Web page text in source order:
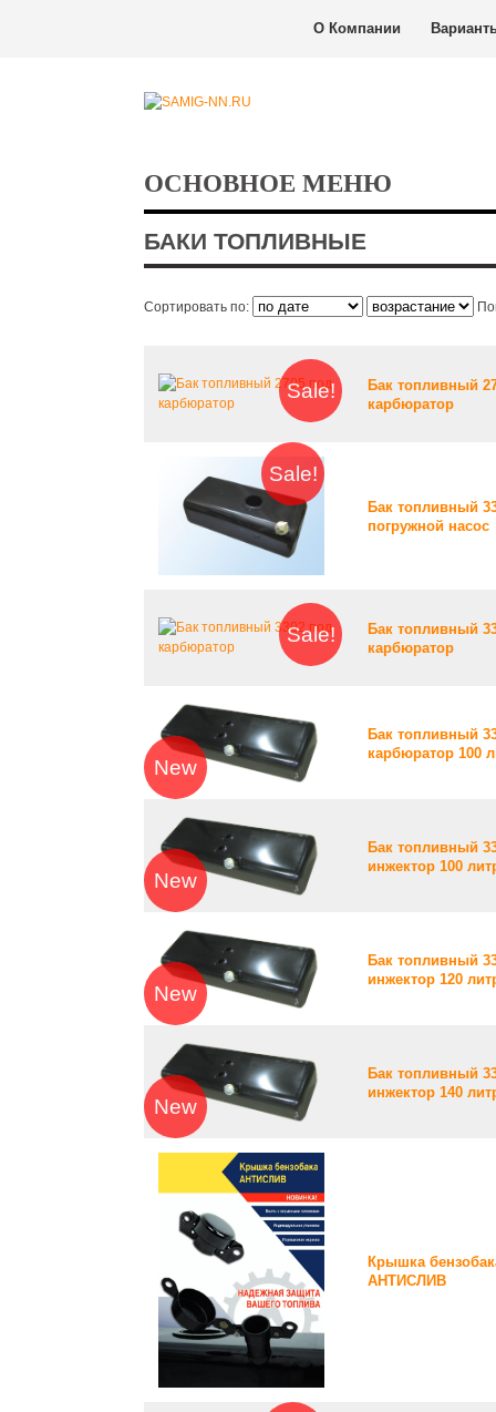
О Компании
ОСНОВНОЕ МЕНЮ
БАКИ ТОПЛИВНЫЕ
Сортировать по:
Sale!
Бак топливный
карбюратор
Sale!
Бак топливный
погружной насос
Sale!
Бак топливный
карбюратор
New
Бак топливный
карбюратор 100
New
Бак топливный
инжектор 100
New
Бак топливный
инжектор 120
New
Бак топливный
инжектор 140
Крышка
АНТИСЛИВ